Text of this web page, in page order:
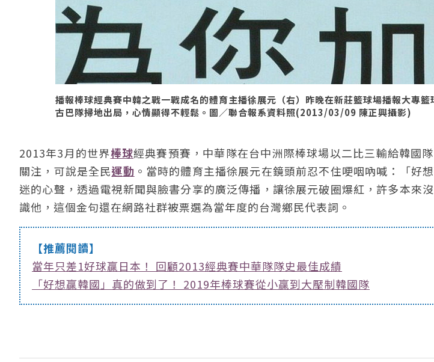
播報棒球經典賽中韓之戰一戰成名的體育主播徐展元（右）昨晚在新莊籃球場播報大專
古巴隊掃地出局，心情顯得不輕鬆。圖／聯合報系資料照(2013/03/09 陳正興攝影)
2013年3月的世界棒球經典賽預賽，中華隊在台中洲際棒球場以二比三輸給韓國
關注，可說是全民運動 。當時的體育主播徐展元在鏡頭前忍不住哽咽吶喊：「好
迷的心聲，透過電視新聞與臉書分享的廣泛傳播，讓徐展元破圈爆紅，許多本來
識他，這個金句還在網路社群被票選為當年度的台灣鄉民代表詞。
【推薦閱讀】
當年只差1好球贏日本！ 回顧2013經典賽中華隊隊史最佳成績
「好想贏韓國」真的做到了！ 2019年棒球賽從小贏到大壓制韓國隊